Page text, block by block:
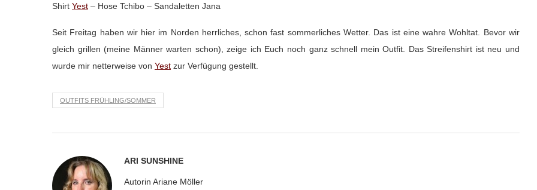
Shirt Yest – Hose Tchibo – Sandaletten Jana
Seit Freitag haben wir hier im Norden herrliches, schon fast sommerliches Wetter. Das ist eine wahre Wohltat. Bevor wir
gleich grillen (meine Männer warten schon), zeige ich Euch noch ganz schnell mein Outfit. Das Streifenshirt ist neu und
wurde mir netterweise von Yest zur Verfügung gestellt.
OUTFITS FRÜHLING/SOMMER
ARI SUNSHINE
Autorin Ariane Möller